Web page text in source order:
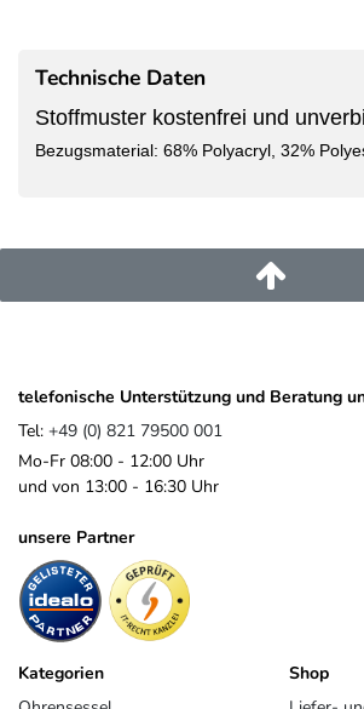
Technische Daten
Stoffmuster kostenfrei und
Bezugsmaterial: 68% Polyacryl, 32%
telefonische Unterstützung und Beratung
Tel: +49 (0) 821 79500 001
Mo-Fr 08:00 - 12:00 Uhr
und von 13:00 - 16:30 Uhr
unsere Partner
Kategorien
Shop